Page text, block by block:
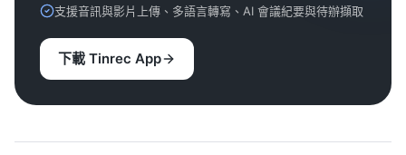
支援音訊與影片上傳、多語言轉寫、AI 會議紀要與待辦擷取
下載 Tinrec App